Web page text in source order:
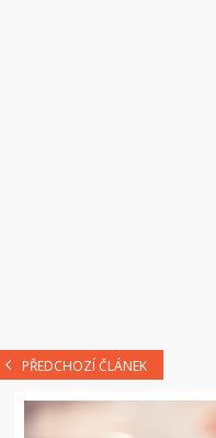
PŘEDCHOZÍ ČLÁNEK